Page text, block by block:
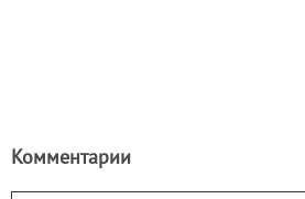
Комментарии